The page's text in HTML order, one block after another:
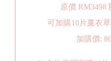
原價 RM3498
可加購10片薰衣
加購價: